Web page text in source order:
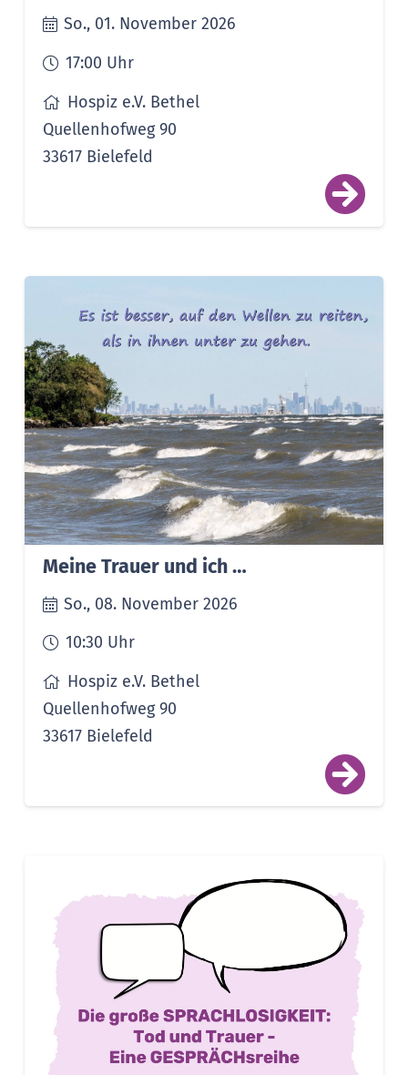
So., 01. November 2026
17:00 Uhr
Hospiz e.V. Bethel
Quellenhofweg 90
33617 Bielefeld
Meine Trauer und ich …
So., 08. November 2026
10:30 Uhr
Hospiz e.V. Bethel
Quellenhofweg 90
33617 Bielefeld